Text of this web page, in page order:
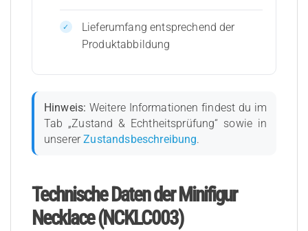
Lieferumfang entsprechend der
Produktabbildung
Hinweis: Weitere Informationen findest du im
Tab „Zustand & Echtheitsprüfung“ sowie in
unsererZustandsbeschreibung.
Technische Daten der Minifigur
Necklace (NCKLC003)